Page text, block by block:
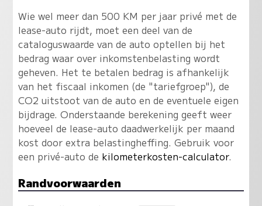
Wie wel meer dan 500 KM per jaar privé met de
lease-auto rijdt, moet een deel van de
cataloguswaarde van de auto optellen bij het
bedrag waar over inkomstenbelasting wordt
geheven. Het te betalen bedrag is afhankelijk
van het fiscaal inkomen (de "tariefgroep"), de
CO2 uitstoot van de auto en de eventuele eigen
bijdrage. Onderstaande berekening geeft weer
hoeveel de lease-auto daadwerkelijk per maand
kost door extra belastingheffing. Gebruik voor
een privé-auto de kilometerkosten-calculator.
Randvoorwaarden